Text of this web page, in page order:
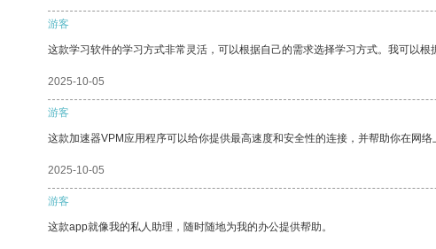
游客
这款学习软件的学习方式非常灵活，可以根据自己的需求选择学习方式。我可以根
2025-10-05
游客
这款加速器VPM应用程序可以给你提供最高速度和安全性的连接，并帮助你在网络
2025-10-05
游客
这款app就像我的私人助理，随时随地为我的办公提供帮助。